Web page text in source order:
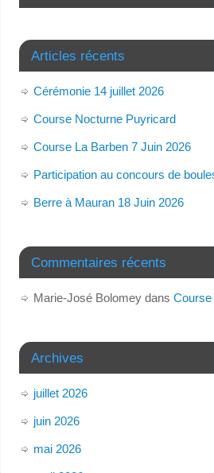
Articles récents
Cérémonie 14 juillet 2026
Course Nocturne Puyricard
Course La Barben 7 Juin 2026
Participation au concours de
Berre à Mauran 18 Juin 2026
Commentaires récents
Marie-José Bolomeydans Course
Archives
juillet 2026
juin 2026
mai 2026